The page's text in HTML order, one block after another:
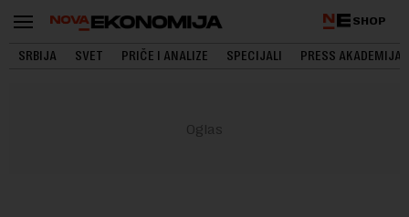
SHOP
SRBIJA SVET PRIČE I ANALIZE SPECIJALI PRESS AKADEMIJA